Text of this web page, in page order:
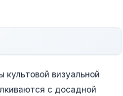
культовой визуальной
с досадной